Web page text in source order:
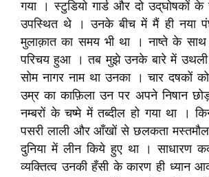
गया । स्टुडियो गार्ड और दो उद्‌घोषकों
उपस्थित थे । उनके बीच में मैं ही नया
मुलाक़ात का समय भी था । नाष्ते के
परिचय हुआ । तब मुझे उनके बारे में उथली
सोम नागर नाम था उनका । चार दषकों
उम्र का काफ़िला उन पर अपने निषान
नम्बरों के चष्मे में तब्दील हो गया था ।
पसरी लाली और आँखों से छलकता
दुनिया में लीन किये हुए था । साधारण
व्यक्तित्व उनकी हँसी के कारण ही ध्यान